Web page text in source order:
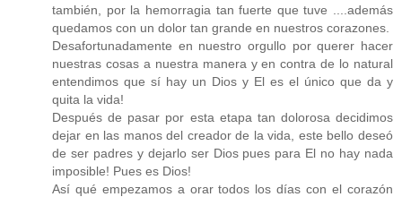
también, por la hemorragia tan fuerte que tuve ....además
quedamos con un dolor tan grande en nuestros corazones.
Desafortunadamente en nuestro orgullo por querer hacer
nuestras cosas a nuestra manera y en contra de lo natural
entendimos que sí hay un Dios y El es el único que da y
quita la vida!
Después de pasar por esta etapa tan dolorosa decidimos
dejar en las manos del creador de la vida, este bello deseó
de ser padres y dejarlo ser Dios pues para El no hay nada
imposible! Pues es Dios!
Así qué empezamos a orar todos los días con el corazón